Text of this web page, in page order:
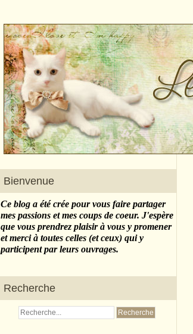
Bienvenue
Ce blog a été crée pour vous faire partager
mes passions et mes coups de coeur. J'espère
que vous prendrez plaisir à vous y promener
et merci à toutes celles (et ceux) qui y
participent par leurs ouvrages.
Recherche